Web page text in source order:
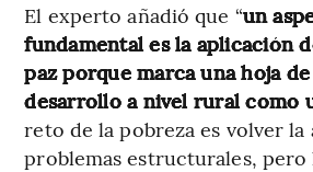
El experto añadió que “un
fundamental es la aplicación
paz porque marca una hoja
desarrollo a nivel rural como
reto de la pobreza es volver la
problemas estructurales,